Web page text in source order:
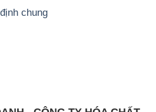
- CÔNG TY HÓA CHẤT